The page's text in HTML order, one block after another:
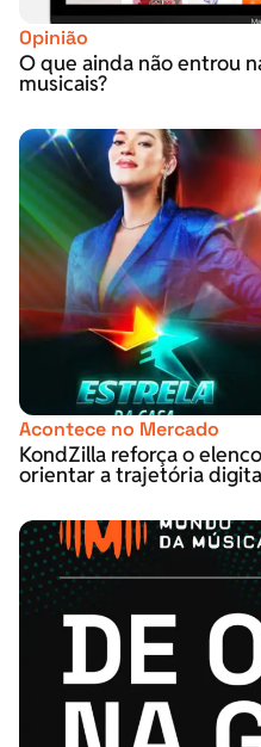
Opinião
O que ainda não entrou
musicais?
Acontece no Mercado
KondZilla reforça o elenco
orientar a trajetória